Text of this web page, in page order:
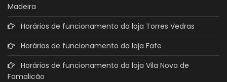
Madeira
Horários de funcionamento da loja Torres Vedras
Horários de funcionamento da loja Fafe
Horários de funcionamento da loja Vila Nova de
Famalicão